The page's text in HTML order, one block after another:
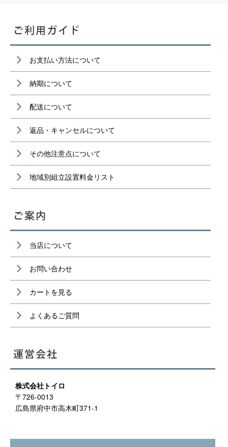
お支払い方法について
納期について
配送について
返品・キャンセルについて
その他注意点について
地域別組立設置料金リスト
当店について
お問い合わせ
カートを見る
よくあるご質問
株式会社トイロ
〒726-0013
広島県府中市高木町371-1